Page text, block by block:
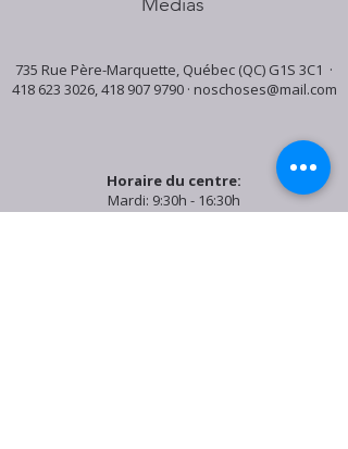
735 Rue Père-Marquette, Québec (QC) G1S 3C1 ·
418 623 3026,418 907 9790· noschoses@mail.com
Horaire du centre:
Mardi: 9:30h - 16:30h